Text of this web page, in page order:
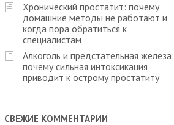
Хронический простатит: почему
домашние методы не работают и
когда пора обратиться к
специалистам
Алкоголь и предстательная железа:
почему сильная интоксикация
приводит к острому простатиту
СВЕЖИЕ КОММЕНТАРИИ